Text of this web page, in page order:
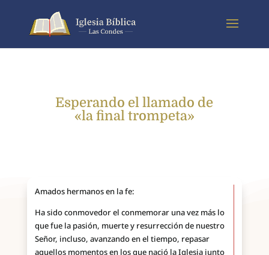
Esperando el llamado de
«la final trompeta»
Amados hermanos en la fe:
Ha sido conmovedor el conmemorar una vez más lo
que fue la pasión, muerte y resurrección de nuestro
Señor, incluso, avanzando en el tiempo, repasar
aquellos momentos en los que nació la Iglesia junto